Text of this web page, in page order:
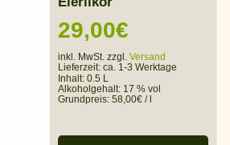
29,00€
inkl. MwSt. zzgl. Versand
Lieferzeit: ca. 1-3 Werktage
Inhalt: 0.5 L
Alkoholgehalt: 17 % vol
Grundpreis: 58,00€ /l